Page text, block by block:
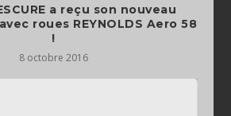
a reçu son nouveau
roues REYNOLDS Aero 58
!
8 octobre 2016